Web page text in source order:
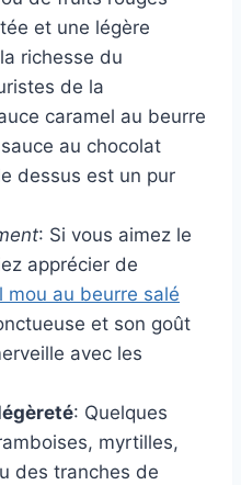
et une légère
richesse du
de la
caramel au beurre
au chocolat
dessus est un pur
: Si vous aimez le
apprécier de
mou au beurre salé
et son goût
avec les
: Quelques
myrtilles,
des tranches de